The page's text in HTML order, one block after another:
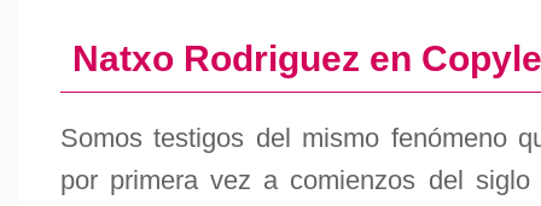
Natxo Rodriguez en
Somos testigos del mismo fenómeno
por primera vez a comienzos del